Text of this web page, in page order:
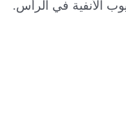
الأنفية في الرأس.